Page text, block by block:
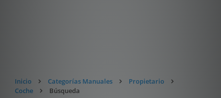
Inicio Categorías Manuales
Propietario
Coche
Búsqueda